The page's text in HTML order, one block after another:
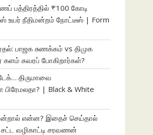
பத்திரத்தில் ₹100 கோடி
உயர் நீதிமன்றம் நோட்டீஸ் | Form
பாஜக சுணக்கம் vs திமுக
களம் கவரப் போகிறார்கள்?
திருமாவை
பிரேமலதா? | Black & White
என்றால் என்ன? இதைச் செய்தால்
வழிகாட்டி சரவணன்